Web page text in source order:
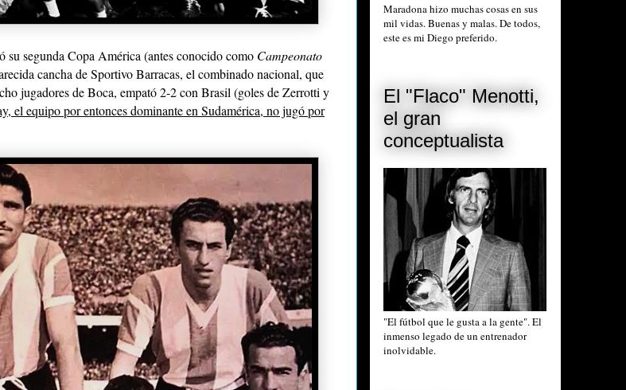
su segunda Copa América (antes conocido como Campeonato
cancha de Sportivo Barracas, el combinado nacional, que
jugadores de Boca, empató 2-2 con Brasil (goles de Zerrotti y
el equipo por entonces dominante en Sudamérica, no jugó por
Maradona hizo muchas cosas en sus
mil vidas. Buenas y malas. De todos,
este es mi Diego preferido.
El "Flaco" Menotti,
el gran
conceptualista
"El fútbol que le gusta a la gente". El
inmenso legado de un entrenador
inolvidable.